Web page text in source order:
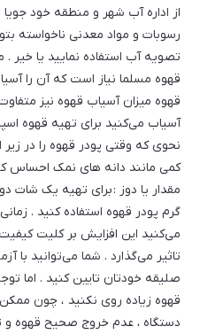
از اداره آب شهر و منطقه خود
رسوبات و مواد معدنی ناخواسته
تصویه آب استفاده نمایید یا خیر
قهوه مسلما نیاز است که آن را
قهوه میزان آسیاب قهوه نیز
آسیاب می‌کنید برای تهیه قهوه
نحوی که وقتی پودر قهوه را در
کمی مانند دانه های نمک احساس
گرم پودر قهوه استفاده کنید .
می‌کنید این افزایش بر کلیت
تاثیر می‌گذارد . شما می‌توانید با
صلیقه خودتان تایین کنید . اما
قهوه زیاده روی نکنید ، چون
دستگاه ، عدم خروج صحیح قهوه و